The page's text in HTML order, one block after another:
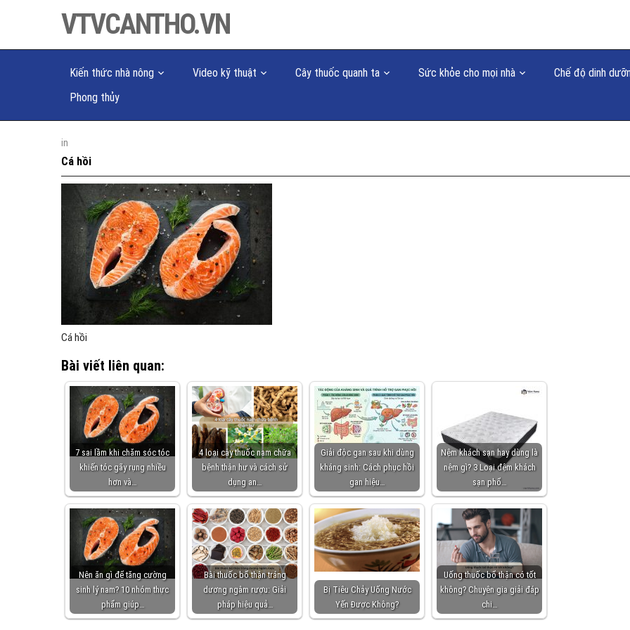
VTVCANTHO.VN
Kiến thức nhà nông Video kỹ thuật Cây thuốc quanh ta Sức khỏe cho mọi nhà
Chế độ dinh
Phong thủy
in
Cá hồi
Cá hồi
Bài viết liên quan:
7 sai lầm khi chăm sóc tóc
khiến tóc gãy rụng nhiều
hơn và…
4 loại cây thuốc nam chữa
bệnh thận hư và cách sử
dụng an…
Giải độc gan sau khi dùng
kháng sinh: Cách phục hồi
gan hiệu…
Nệm khách sạn hay dùng là
nệm gì? 3 Loại đệm khách
sạn phổ…
Nên ăn gì để tăng cường
sinh lý nam? 10 nhóm thực
phẩm giúp…
Bài thuốc bổ thận tráng
dương ngâm rượu: Giải
pháp hiệu quả…
Bị Tiêu Chảy Uống Nước
Yến Được Không?
Uống thuốc bổ thận có tốt
không? Chuyên gia giải đáp
chi…